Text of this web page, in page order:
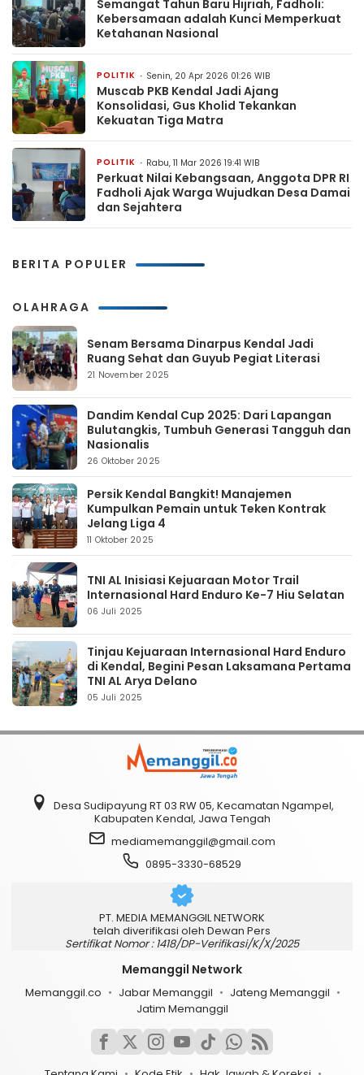
Semangat Tahun Baru Hijriah, Fadholi:
Kebersamaan adalah Kunci Memperkuat
Ketahanan Nasional
POLITIK Senin, 20 Apr 2026 01:26 WIB
Muscab PKB Kendal Jadi Ajang
Konsolidasi, Gus Kholid Tekankan
Kekuatan Tiga Matra
POLITIK Rabu, 11 Mar 2026 19:41 WIB
Perkuat Nilai Kebangsaan, Anggota DPR RI
Fadholi Ajak Warga Wujudkan Desa Damai
dan Sejahtera
BERITA POPULER
OLAHRAGA
Senam Bersama Dinarpus Kendal Jadi
Ruang Sehat dan Guyub Pegiat Literasi
21 November 2025
Dandim Kendal Cup 2025: Dari Lapangan
Bulutangkis, Tumbuh Generasi Tangguh dan
Nasionalis
26 Oktober 2025
Persik Kendal Bangkit! Manajemen
Kumpulkan Pemain untuk Teken Kontrak
Jelang Liga 4
11 Oktober 2025
TNI AL Inisiasi Kejuaraan Motor Trail
Internasional Hard Enduro Ke-7 Hiu Selatan
06 Juli 2025
Tinjau Kejuaraan Internasional Hard Enduro
di Kendal, Begini Pesan Laksamana Pertama
TNI AL Arya Delano
05 Juli 2025
Desa Sudipayung RT 03 RW 05, Kecamatan Ngampel,
Kabupaten Kendal, Jawa Tengah
mediamemanggil@gmail.com
0895-3330-68529
PT. MEDIA MEMANGGIL NETWORK
telah diverifikasi oleh Dewan Pers
Sertifikat Nomor : 1418/DP-Verifikasi/K/X/2025
Memanggil Network
Memanggil.co Jabar Memanggil
Jateng Memanggil
Jatim Memanggil